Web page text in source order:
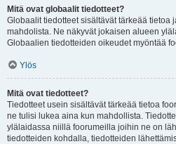
Mitä ovat globaalit tiedotteet?
Globaalit tiedotteet sisältävät tärkeää tietoa
mahdolista. Ne näkyvät jokaisen alueen
Globaalien tiedotteiden oikeudet myöntää
Ylös
Mitä ovat tiedotteet?
Tiedotteet usein sisältävät tärkeää tietoa
ne tulisi lukea aina kun mahdollista.
ylälaidassa niillä foorumeilla joihin ne on
tiedotteiden kohdalla, tiedotteiden